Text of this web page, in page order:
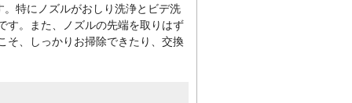
特にノズルがおしり洗浄とビデ洗
す。また、ノズルの先端を取りはず
そ、しっかりお掃除できたり、交換